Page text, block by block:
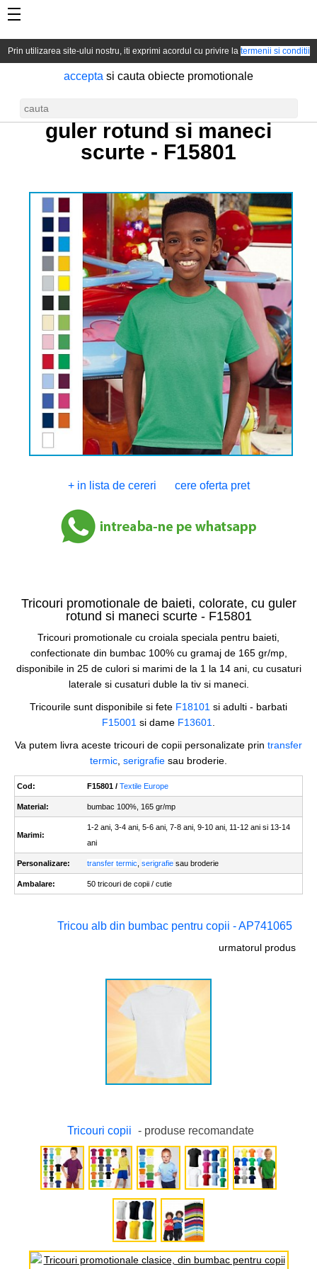
Tricou de baieti colorat cu
guler rotund si maneci
scurte - F15801
+ in lista de cereri cere oferta pret
Tricouri promotionale de baieti, colorate, cu guler
rotund si maneci scurte -F15801
Tricouri promotionale cu croiala speciala pentru baieti,
confectionate din bumbac 100% cu gramaj de 165 gr/mp,
disponibile in 25 de culori si marimi de la 1 la 14 ani, cu cusaturi
laterale si cusaturi duble la tiv si maneci.
Tricourile sunt disponibile si fete F18101 si adulti - barbati
F15001 si dame F13601
Va putem livra aceste tricouri de copii personalizate prin transfer
termic serigrafie sau broderie.
Cod: F15801 / Textile Europe
Material: bumbac 100%, 165 gr/mp
Marimi:
1-2 ani, 3-4 ani, 5-6 ani, 7-8 ani, 9-10 ani, 11-12 ani si 13-14
ani
Personalizare: transfer termic serigrafie sau broderie
Ambalare: 50 tricouri de copii / cutie
Tricou alb din bumbac pentru copii - AP741065
urmatorul produs
Tricouri copii - produse recomandate
Prin utilizarea site-ului nostru, iti exprimi acordul cu privire la termenii si conditii
accepta si cauta obiecte promotionale